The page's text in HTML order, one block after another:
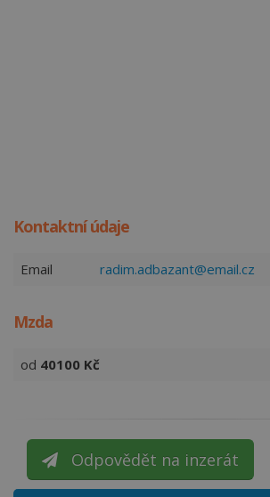
Kontaktní údaje
Email radim.adbazant@email.cz
Mzda
od 40100 Kč
Odpovědět na inzerát